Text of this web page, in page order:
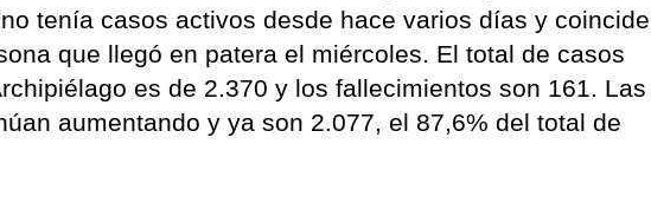
tenía casos activos desde hace varios días y
que llegó en patera el miércoles. El total de casos
es de 2.370 y los fallecimientos son 161.
aumentando y ya son 2.077, el 87,6% del total de